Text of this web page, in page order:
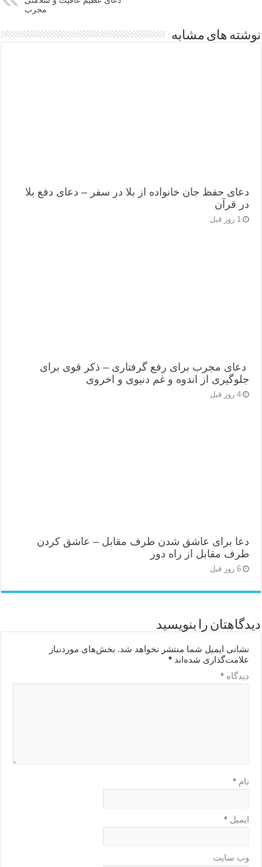
مجرب
نوشته های مشابه
دعای حفظ جان خانواده از بلا در سفر – دعای دفع بلا
در قرآن
1 روز قبل
دعای مجرب برای رفع گرفتاری – ذکر قوی برای
جلوگیری از اندوه و غم دنیوی و اخروی
4 روز قبل
دعا برای عاشق شدن طرف مقابل – عاشق کردن
طرف مقابل از راه دور
6 روز قبل
دیدگاهتان را بنویسید
نشانی ایمیل شما منتشر نخواهد شد. بخش‌های موردنیاز
علامت‌گذاری شده‌اند*
دیدگاه*
نام*
ایمیل*
وب‌ سایت